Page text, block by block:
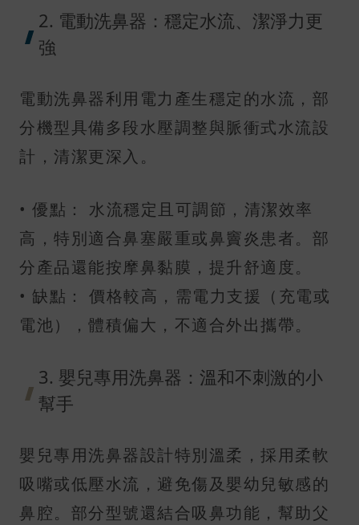
2. 電動洗鼻器：穩定水流、潔淨力更
強
電動洗鼻器利用電力產生穩定的水流，部
分機型具備多段水壓調整與脈衝式水流設
計，清潔更深入。
• 優點： 水流穩定且可調節，清潔效率
高，特別適合鼻塞嚴重或鼻竇炎患者。部
分產品還能按摩鼻黏膜，提升舒適度。
• 缺點： 價格較高，需電力支援（充電或
電池），體積偏大，不適合外出攜帶。
3. 嬰兒專用洗鼻器：溫和不刺激的小
幫手
嬰兒專用洗鼻器設計特別溫柔，採用柔軟
吸嘴或低壓水流，避免傷及嬰幼兒敏感的
鼻腔。部分型號還結合吸鼻功能，幫助父